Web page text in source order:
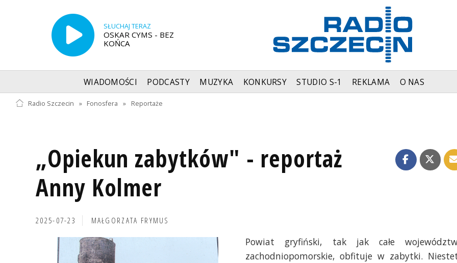
SŁUCHAJ TERAZ
OSKAR CYMS - BEZ
KOŃCA
WIADOMOŚCI PODCASTY MUZYKA KONKURSY STUDIO S-1 REKLAMA O NAS
Radio Szczecin » Fonosfera » Reportaże
„Opiekun zabytków" - reportaż
Anny Kolmer
2025-07-23 MAŁGORZATA FRYMUS
Powiat gryfiński, tak jak całe
zachodniopomorskie, obfituje w zabytki.